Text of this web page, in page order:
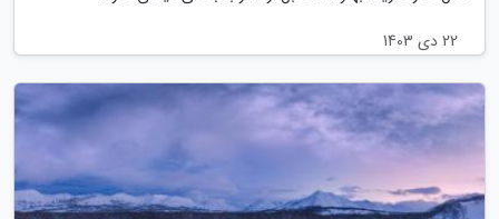
22 دی 1403